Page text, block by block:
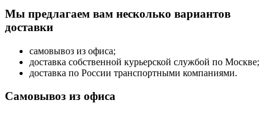
Мы предлагаем вам несколько вариантов
доставки
самовывоз из офиса;
доставка собственной курьерской службой по Москве;
доставка по России транспортными компаниями.
Самовывоз из офиса